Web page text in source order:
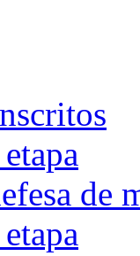
de